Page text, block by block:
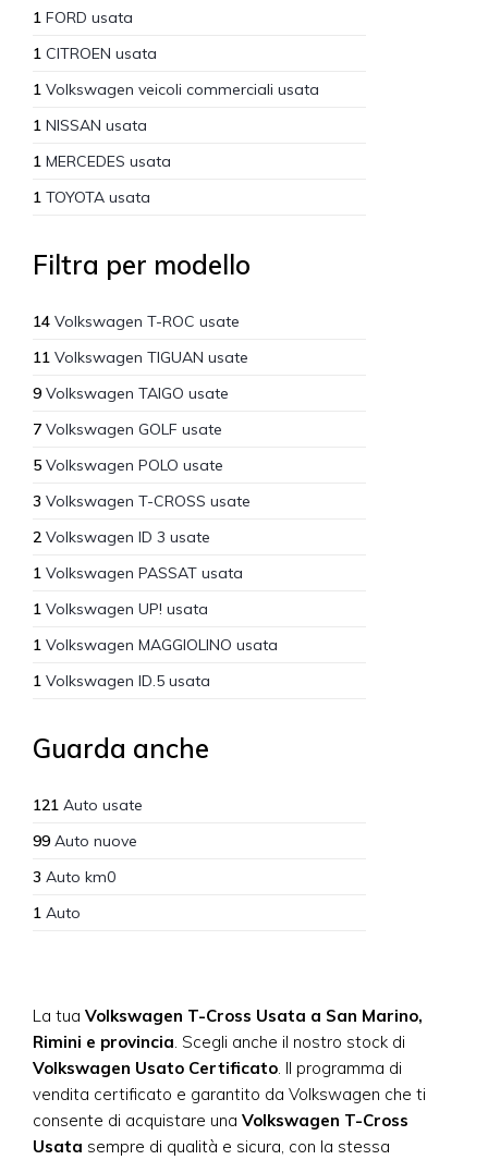
1 FORD usata
1 CITROEN usata
1 Volkswagen veicoli commerciali usata
1 NISSAN usata
1 MERCEDES usata
1 TOYOTA usata
Filtra per modello
14 Volkswagen T-ROC usate
11 Volkswagen TIGUAN usate
9 Volkswagen TAIGO usate
7 Volkswagen GOLF usate
5 Volkswagen POLO usate
3 Volkswagen T-CROSS usate
2 Volkswagen ID 3 usate
1 Volkswagen PASSAT usata
1 Volkswagen UP! usata
1 Volkswagen MAGGIOLINO usata
1 Volkswagen ID.5 usata
Guarda anche
121 Auto usate
99 Auto nuove
3 Auto km0
1 Auto
La tua Volkswagen T-Cross Usata a San Marino,
Rimini e provincia. Scegli anche il nostro stock di
Volkswagen Usato Certificato. Il programma di
vendita certificato e garantito da Volkswagen che ti
consente di acquistare una Volkswagen T-Cross
Usata sempre di qualità e sicura, con la stessa